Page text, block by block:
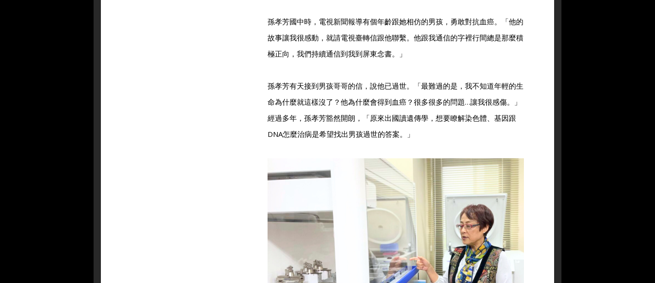
孫孝芳國中時，電視新聞報導有個年齡跟她相仿的男孩，勇敢對抗血癌。「他的
故事讓我很感動，就請電視臺轉信跟他聯繫。他跟我通信的字裡行間總是那麼積
極正向，我們持續通信到我到屏東念書。」
孫孝芳有天接到男孩哥哥的信，說他已過世。「最難過的是，我不知道年輕的生
命為什麼就這樣沒了？他為什麼會得到血癌？很多很多的問題…讓我很感傷。」
經過多年，孫孝芳豁然開朗，「原來出國讀遺傳學，想要瞭解染色體、基因跟
DNA怎麼治病是希望找出男孩過世的答案。」